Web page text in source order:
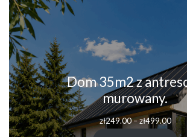
Dom 35m2 z
murowany.
zł249.00–zł499.00
cen: